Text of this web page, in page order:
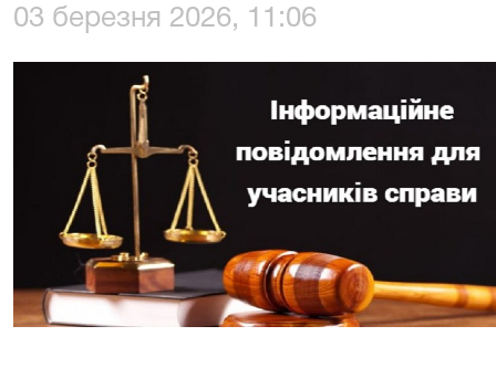
03 березня 2026, 11:06